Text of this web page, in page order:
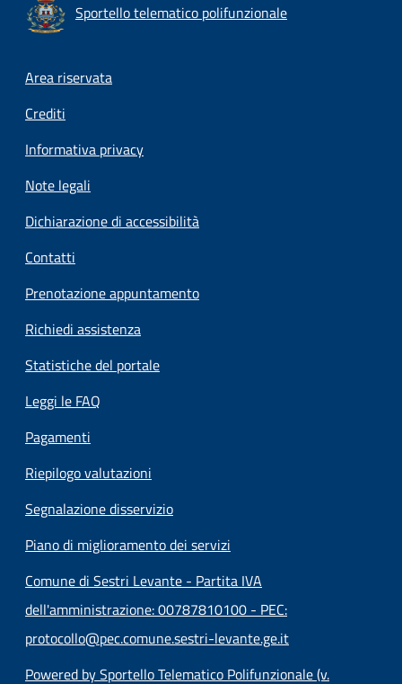
Sportello telematico polifunzionale
Footer menu
Area riservata
Crediti
Informativa privacy
Note legali
Dichiarazione di accessibilità
Contatti
Prenotazione appuntamento
Richiedi assistenza
Statistiche del portale
Leggi le FAQ
Pagamenti
Riepilogo valutazioni
Segnalazione disservizio
Piano di miglioramento dei servizi
Comune di Sestri Levante - Partita IVA
dell'amministrazione: 00787810100 - PEC:
protocollo@pec.comune.sestri-levante.ge.it
Powered by Sportello Telematico Polifunzionale (v.